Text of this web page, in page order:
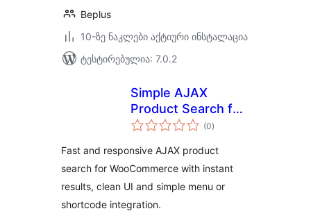
Beplus
10-ზე ნაკლები აქტიური ინსტალაცია
ტესტირებულია: 7.0.2
Simple AJAX
Product Search for
WooCommerce
(0საერთო
რეიტინგი
)
Fast and responsive AJAX product
search for WooCommerce with instant
results, clean UI and simple menu or
shortcode integration.